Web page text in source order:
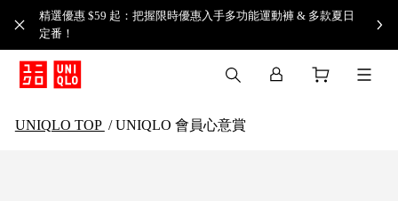
精選優惠 $59 起：把握限時優惠入手多功能運動褲 & 多款夏日
定番！​
UNIQLO TOP / UNIQLO 會員心意賞